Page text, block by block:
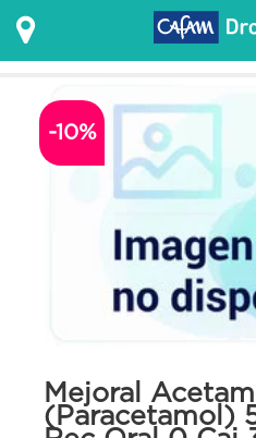
-10%
Mejoral
(Paracetamol)